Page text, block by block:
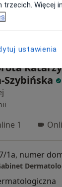
Szybińska
1
Więcej
ustawienia